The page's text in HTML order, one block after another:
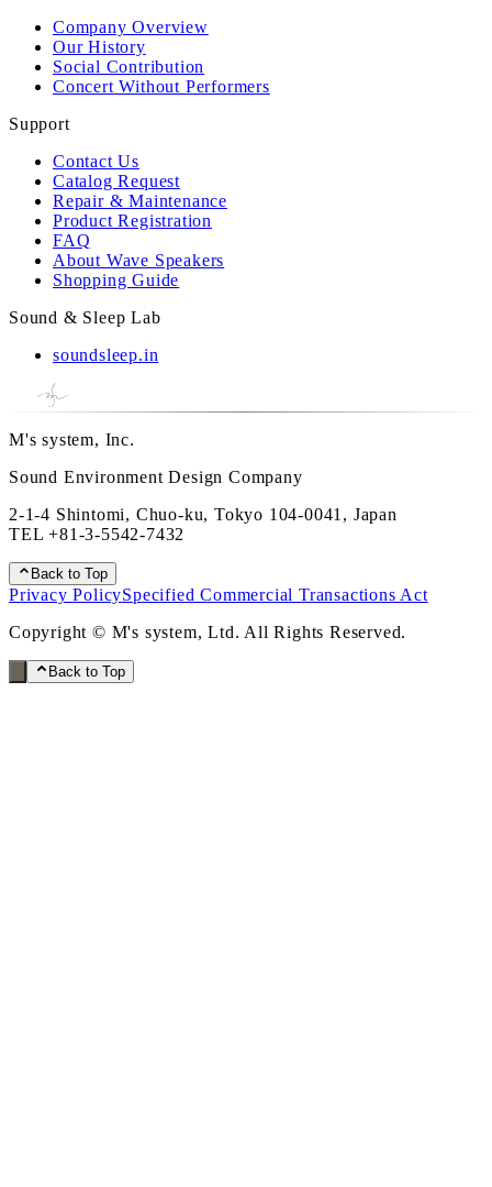
Company Overview
Our History
Social Contribution
Concert Without Performers
Support
Contact Us
Catalog Request
Repair & Maintenance
Product Registration
FAQ
About Wave Speakers
Shopping Guide
Sound & Sleep Lab
soundsleep.in
M's system, Inc.
Sound Environment Design Company
2-1-4 Shintomi, Chuo-ku, Tokyo 104-0041, Japan
TEL+81-3-5542-7432
Back to Top
Privacy PolicySpecified Commercial Transactions Act
Copyright © M's system, Ltd. All Rights Reserved.
Back to Top